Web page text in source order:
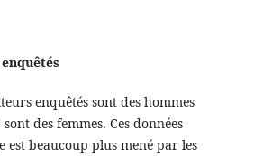
enquêtés sont des hommes
des femmes. Ces données
est beaucoup plus mené par les